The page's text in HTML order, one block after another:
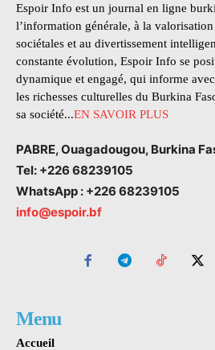
Espoir Info est un journal en ligne
l’information générale, à la
sociétales et au divertissement
constante évolution, Espoir Info se
dynamique et engagé, qui informe
les richesses culturelles du Burkina
sa société...EN SAVOIR PLUS
PABRE, Ouagadougou, Burkina
Tel: +226 68239105
WhatsApp : +226 68239105
info@espoir.bf
Menu
Accueil